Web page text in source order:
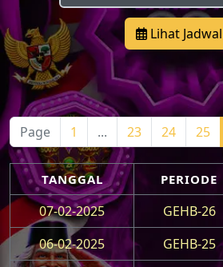
Lihat Jadwal
Page 1 ... 23 24 25
TANGGAL PERIODE
07-02-2025 GEHB-26
06-02-2025
GEHB-25